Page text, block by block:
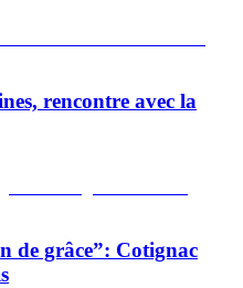
rencontre avec la
de grâce”: Cotignac